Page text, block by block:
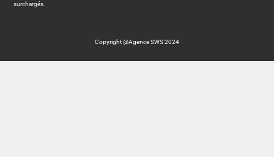
surchargés.
Copyright @Agence SWS 2024